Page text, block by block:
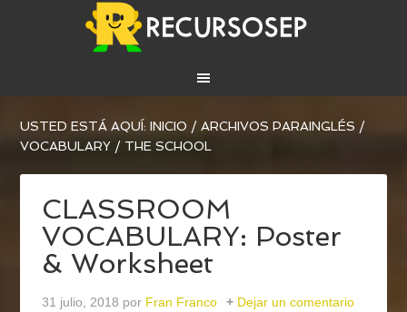
USTED ESTÁ AQUÍ:INICIO / ARCHIVOS PARAINGLÉS /
VOCABULARY / THE SCHOOL
CLASSROOM
VOCABULARY: Poster
& Worksheet
31 julio, 2018 por Fran Franco Dejar un comentario